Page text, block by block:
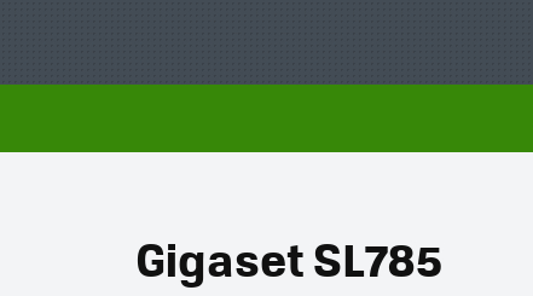
Gigaset SL785